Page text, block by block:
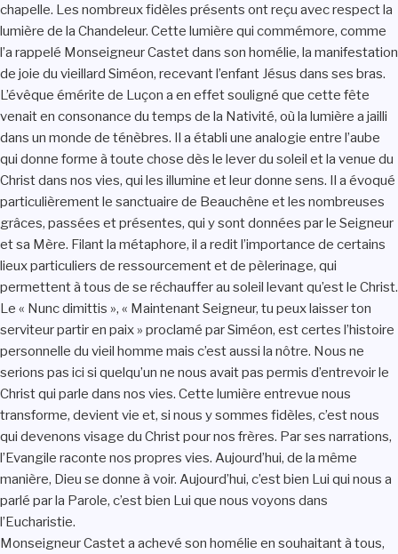
chapelle. Les nombreux fidèles présents ont reçu avec respect la
lumière de la Chandeleur. Cette lumière qui commémore, comme
l’a rappelé Monseigneur Castet dans son homélie, la manifestation
de joie du vieillard Siméon, recevant l’enfant Jésus dans ses bras.
L’évêque émérite de Luçon a en effet souligné que cette fête
venait en consonance du temps de la Nativité, où la lumière a jailli
dans un monde de ténèbres. Il a établi une analogie entre l’aube
qui donne forme à toute chose dès le lever du soleil et la venue du
Christ dans nos vies, qui les illumine et leur donne sens. Il a évoqué
particulièrement le sanctuaire de Beauchêne et les nombreuses
grâces, passées et présentes, qui y sont données par le Seigneur
et sa Mère. Filant la métaphore, il a redit l’importance de certains
lieux particuliers de ressourcement et de pèlerinage, qui
permettent à tous de se réchauffer au soleil levant qu’est le Christ.
Le « Nunc dimittis », « Maintenant Seigneur, tu peux laisser ton
serviteur partir en paix » proclamé par Siméon, est certes l’histoire
personnelle du vieil homme mais c’est aussi la nôtre. Nous ne
serions pas ici si quelqu’un ne nous avait pas permis d’entrevoir le
Christ qui parle dans nos vies. Cette lumière entrevue nous
transforme, devient vie et, si nous y sommes fidèles, c’est nous
qui devenons visage du Christ pour nos frères. Par ses narrations,
l’Evangile raconte nos propres vies. Aujourd’hui, de la même
manière, Dieu se donne à voir. Aujourd’hui, c’est bien Lui qui nous a
parlé par la Parole, c’est bien Lui que nous voyons dans
l’Eucharistie.
Monseigneur Castet a achevé son homélie en souhaitant à tous,